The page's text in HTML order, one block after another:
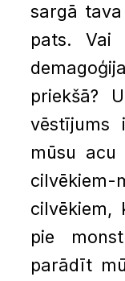
sargā
pats. Vai
priekšā?
vēstījums
mūsu acu
cilvēkiem,
pie
parādīt